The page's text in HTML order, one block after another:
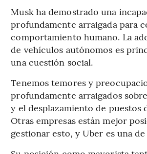
Musk ha demostrado una
profundamente arraigada para
comportamiento humano. La
de vehículos autónomos es
una cuestión social.
Tenemos temores y
profundamente arraigados
y el desplazamiento de puestos
Otras empresas están mejor
gestionar esto, y Uber es una de